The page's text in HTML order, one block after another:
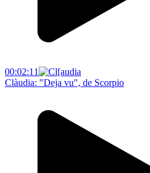
00:02:11
Clàudia: "Deja vu", de Scorpio